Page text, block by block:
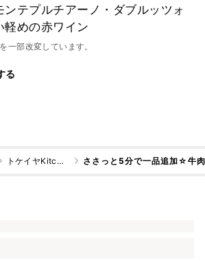
ンテプルチアーノ・ダブルッツォ
軽めの赤ワイン
一部改変しています。
る
トケイヤKitchen ささっと5分で一品追加☆牛